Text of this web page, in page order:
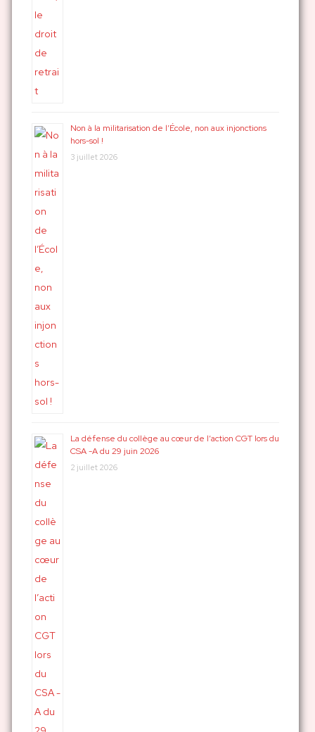
Non à la militarisation de l’École, non aux injonctions
hors-sol !
3 juillet 2026
La défense du collège au cœur de l’action CGT lors du
CSA -A du 29 juin 2026
2 juillet 2026